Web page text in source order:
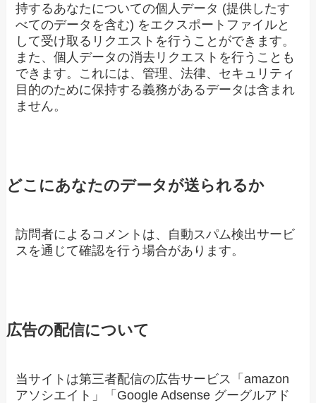
持するあなたについての個人データ (提供したす
べてのデータを含む) をエクスポートファイルと
して受け取るリクエストを行うことができます。
また、個人データの消去リクエストを行うことも
できます。これには、管理、法律、セキュリティ
目的のために保持する義務があるデータは含まれ
ません。
どこにあなたのデータが送られるか
訪問者によるコメントは、自動スパム検出サービ
スを通じて確認を行う場合があります。
広告の配信について
当サイトは第三者配信の広告サービス「amazon
アソシエイト」「Google Adsense グーグルアド